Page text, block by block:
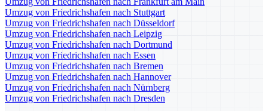
Umzug von Friedrichshafen nach Stuttgart
Umzug von Friedrichshafen nach Düsseldorf
Umzug von Friedrichshafen nach Leipzig
Umzug von Friedrichshafen nach Dortmund
Umzug von Friedrichshafen nach Essen
Umzug von Friedrichshafen nach Bremen
Umzug von Friedrichshafen nach Hannover
Umzug von Friedrichshafen nach Nürnberg
Umzug von Friedrichshafen nach Dresden